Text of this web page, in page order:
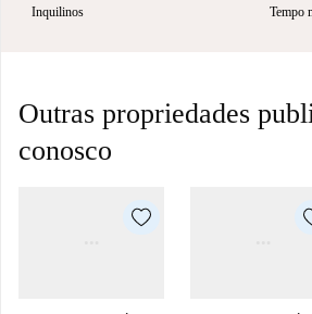
Inquilinos Tempo
Outras propriedades
conosco